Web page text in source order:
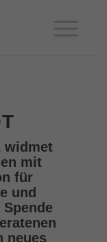
widmet
mit
für
und
neues